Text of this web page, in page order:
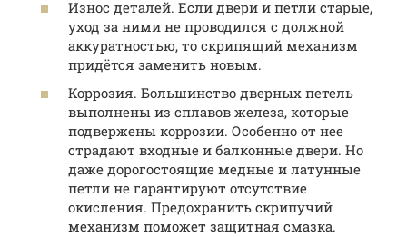
Износ деталей. Если двери и петли старые,
уход за ними не проводился с должной
аккуратностью, то скрипящий механизм
придётся заменить новым.
Коррозия. Большинство дверных петель
выполнены из сплавов железа, которые
подвержены коррозии. Особенно от нее
страдают входные и балконные двери. Но
даже дорогостоящие медные и латунные
петли не гарантируют отсутствие
окисления. Предохранить скрипучий
механизм поможет защитная смазка.